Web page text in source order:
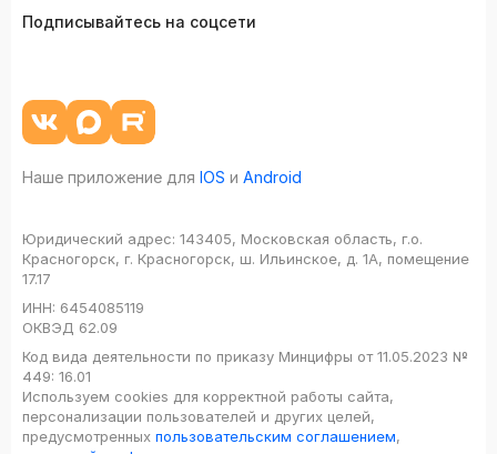
Подписывайтесь на соцсети
Наше приложение для IOS и Android
Юридический адрес: 143405, Московская область, г.о.
Красногорск, г. Красногорск, ш. Ильинское, д. 1А, помещение
17.17
ИНН: 6454085119
ОКВЭД 62.09
Код вида деятельности по приказу Минцифры от 11.05.2023 №
449: 16.01
Используем cookies для корректной работы сайта,
персонализации пользователей и других целей,
предусмотренных пользовательским соглашением,